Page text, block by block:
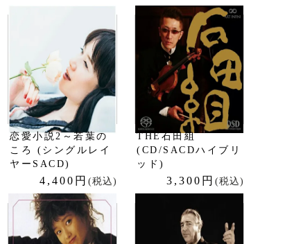
恋愛小説2～若葉の
ころ (シングルレイ
ヤーSACD)
4,400円 (税込)
THE石田組
(CD/SACDハイブリ
ッド)
3,300円 (税込)